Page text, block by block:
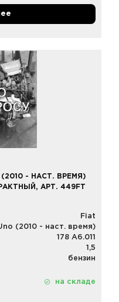
(2010 - НАСТ. ВРЕМЯ)
АРТ. 449FT
Fiat
(2010 - наст. время)
178 A6.011
1,5
бензин
на складе